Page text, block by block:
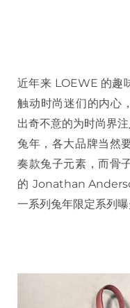
近年来 LOEWE 的趣
触动时尚迷们的内
出奇不意的为时尚界
兔年，各大品牌当然
奏款兔子元素，而骨
的 Jonathan
一系列兔年限定系列